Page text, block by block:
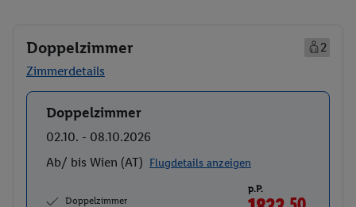
Doppelzimmer
2
Zimmerdetails
Buchen
Doppelzimmer
02.10. - 08.10.2026
Ab/ bis Wien (AT) Flugdetails anzeigen
Doppelzimmer
p.P.